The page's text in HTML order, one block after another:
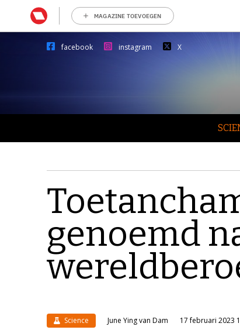
MAGAZINE TOEVOEGEN
facebook instagram X
genoemd
Science June Ying van Dam 17 februari 2023